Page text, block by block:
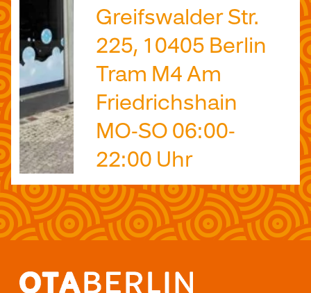
Greifswalder Str.
225, 10405 Berlin
Tram M4 Am
Friedrichshain
MO-SO 06:00-
22:00 Uhr